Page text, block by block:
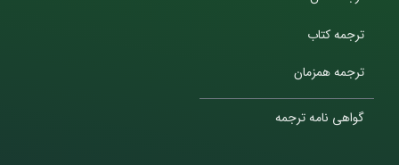
ترجمه کتاب
ترجمه همزمان
گواهی نامه ترجمه